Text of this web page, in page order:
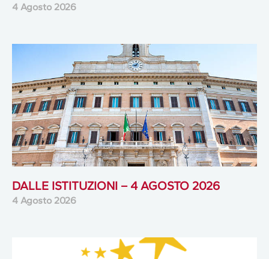
4 Agosto 2026
DALLE ISTITUZIONI – 4 AGOSTO 2026
4 Agosto 2026